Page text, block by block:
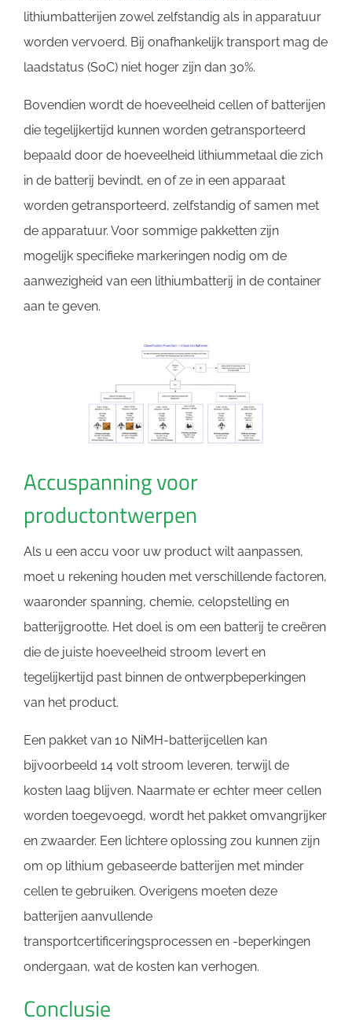
lithiumbatterijen zowel zelfstandig als in apparatuur
worden vervoerd. Bij onafhankelijk transport mag de
laadstatus (SoC) niet hoger zijn dan 30%.
Bovendien wordt de hoeveelheid cellen of batterijen
die tegelijkertijd kunnen worden getransporteerd
bepaald door de hoeveelheid lithiummetaal die zich
in de batterij bevindt, en of ze in een apparaat
worden getransporteerd, zelfstandig of samen met
de apparatuur. Voor sommige pakketten zijn
mogelijk specifieke markeringen nodig om de
aanwezigheid van een lithiumbatterij in de container
aan te geven.
Accuspanning voor
productontwerpen
Als u een accu voor uw product wilt aanpassen,
moet u rekening houden met verschillende factoren,
waaronder spanning, chemie, celopstelling en
batterijgrootte. Het doel is om een ​​batterij te creëren
die de juiste hoeveelheid stroom levert en
tegelijkertijd past binnen de ontwerpbeperkingen
van het product.
Een pakket van 10 NiMH-batterijcellen kan
bijvoorbeeld 14 volt stroom leveren, terwijl de
kosten laag blijven. Naarmate er echter meer cellen
worden toegevoegd, wordt het pakket omvangrijker
en zwaarder. Een lichtere oplossing zou kunnen zijn
om op lithium gebaseerde batterijen met minder
cellen te gebruiken. Overigens moeten deze
batterijen aanvullende
transportcertificeringsprocessen en -beperkingen
ondergaan, wat de kosten kan verhogen.
Conclusie